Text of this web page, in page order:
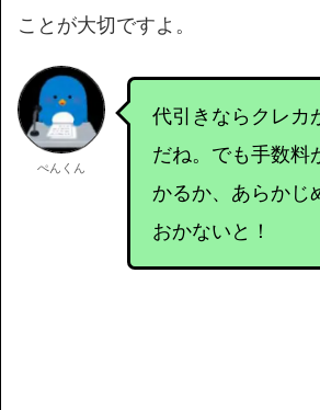
ことが大切ですよ。
ぺんくん
代引きならクレカ
だね。でも手数料
かるか、あらかじ
おかないと！